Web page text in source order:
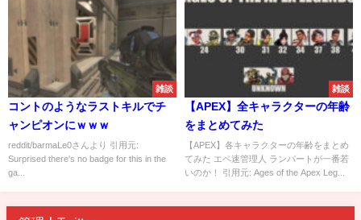
雑談
コントのようなラストキルでチ
ャンピオンにｗｗｗ
reddit/barmaLe0さんより 引用元:
Surprised there's no badge for this in the
ga...
雑談
【APEX】全キャラクターの年齢
をまとめてみた
【APEX】各キャラクターの年齢をまとめ
てみた エペ速管理人 ランパートが一番若
いのか！ 引用元: Ages of the Apex Leg...